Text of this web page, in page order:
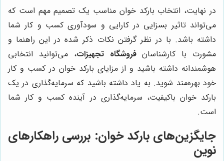
در نهایت، انتخاب بارکد خوان مناسب یک تصمیم مهم است که
می‌تواند تاثیر بسزایی در کارایی و سودآوری کسب و کار شما
داشته باشد. با در نظر گرفتن نکات ذکر شده در این راهنما و
مشورت با کارشناسانفروشگاه تجهیزات، می‌توانید انتخابی
هوشمندانه داشته باشید و از مزایای بارکد خوان در کسب و کار
خود بهره‌مند شوید. به یاد داشته باشید که سرمایه‌گذاری در یک
بارکد خوان باکیفیت، سرمایه‌گذاری در آینده کسب و کار شما
است.
جایگزین‌های بارکد خوان: بررسی راهکارهای
نوین